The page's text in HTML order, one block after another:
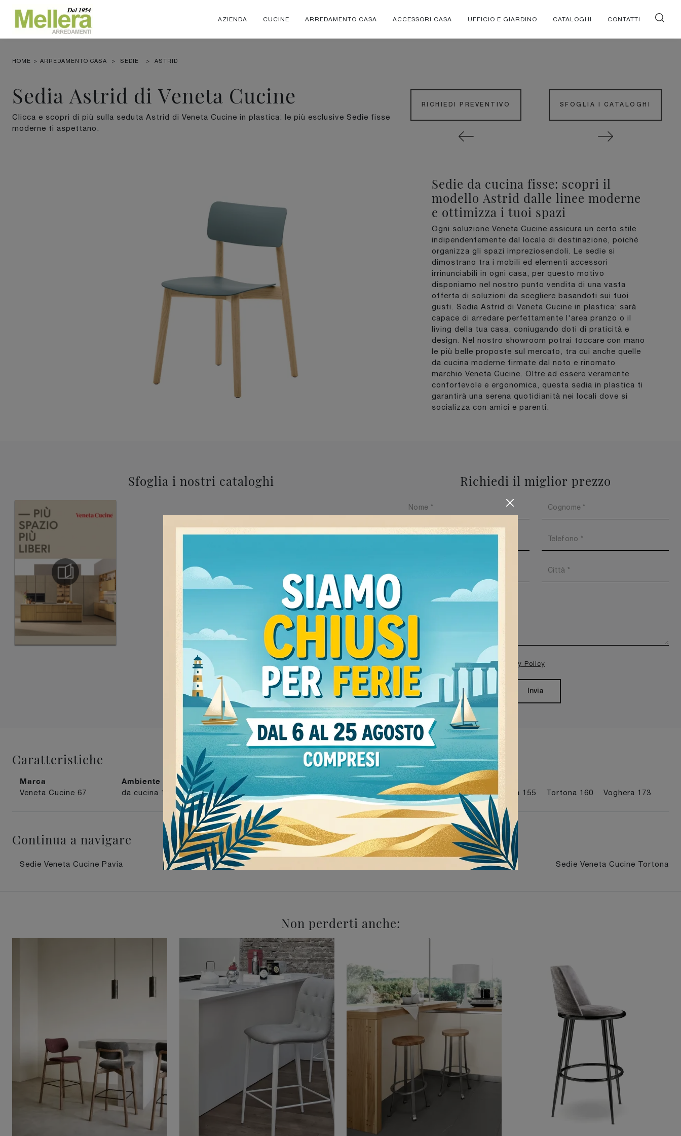
AZIENDA CUCINE ARREDAMENTO CASA ACCESSORI CASA UFFICIO E GIARDINO CATALOGHI CONTATTI
HOME > ARREDAMENTO CASA > SEDIE > ASTRID
Sedia Astrid di Veneta Cucine
Clicca e scopri di più sulla seduta Astrid di Veneta Cucine in plastica: le più esclusive Sedie fisse
moderne ti aspettano.
RICHIEDI PREVENTIVO SFOGLIA I CATALOGHI
Sedie da cucina fisse: scopri il
modello Astrid dalle linee moderne
e ottimizza i tuoi spazi
Ogni soluzione Veneta Cucine assicura un certo stile
indipendentemente dal locale di destinazione, poiché
organizza gli spazi impreziosendoli. Le sedie si
dimostrano tra i mobili ed elementi accessori
irrinunciabili in ogni casa, per questo motivo
disponiamo nel nostro punto vendita di una vasta
offerta di soluzioni da scegliere basandoti sui tuoi
gusti. Sedia Astrid di Veneta Cucine in plastica: sarà
capace di arredare perfettamente l'area pranzo o il
living della tua casa, coniugando doti di praticità e
design. Nel nostro showroom potrai toccare con mano
le più belle proposte sul mercato, tra cui anche quelle
da cucina moderne firmate dal noto e rinomato
marchio Veneta Cucine. Oltre ad essere veramente
confortevole e ergonomica, questa sedia in plastica ti
garantirà una serena quotidianità nei locali dove si
socializza con amici e parenti.
Sfoglia i nostri cataloghi Richiedi il miglior prezzo
Ho preso visione dellaPrivacy Policy
Invia
Caratteristiche
Marca
Veneta Cucine 67
Ambiente
da cucina 129
Materiale
in plastica
Stile
moderne244
Tipologia
fisse207
I più visti a :
Mede177 Pavia 155 Tortona 160 Voghera 173
Continua a navigare
Sedie Veneta Cucine Pavia Sedie Veneta Cucine Mede Sedie Veneta Cucine Voghera Sedie Veneta Cucine Tortona
Non perderti anche: